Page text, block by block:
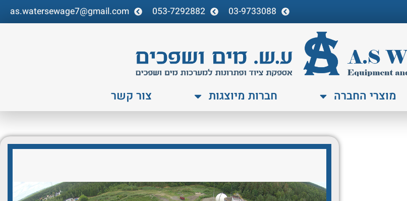
03-9733088
053-7292882
as.watersewage7@gmail.com
מוצרי החברה חברות מיוצגות צור קשר